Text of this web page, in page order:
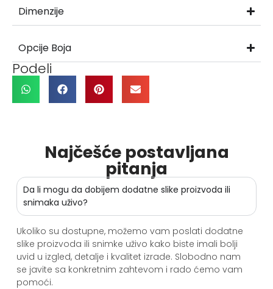
Dimenzije
Opcije Boja
Podeli
Najčešće postavljana
pitanja
Da li mogu da dobijem dodatne slike proizvoda ili
snimaka uživo?
Ukoliko su dostupne, možemo vam poslati dodatne
slike proizvoda ili snimke uživo kako biste imali bolji
uvid u izgled, detalje i kvalitet izrade. Slobodno nam
se javite sa konkretnim zahtevom i rado ćemo vam
pomoći.